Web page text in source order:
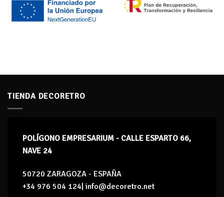
TIENDA DECORETRO
POLÍGONO EMPRESARIUM - CALLE ESPARTO 66,
NAVE 24
50720 ZARAGOZA - ESPAÑA
+34 976 504 124| info@decoretro.net